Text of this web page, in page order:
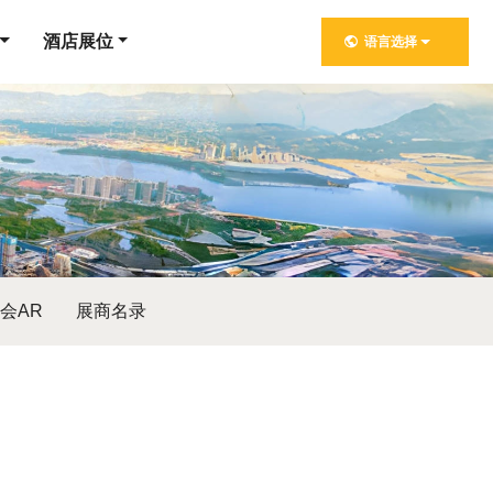
酒店展位 语言选择
AR 展商名录